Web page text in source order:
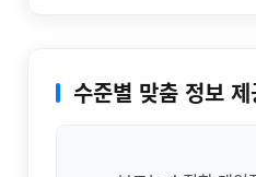
사항, 수료정보, 상담내역,
수준별 맞춤 정보